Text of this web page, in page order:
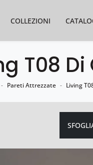
COLLEZIONI
T08
- Pareti Attrezzate - Living